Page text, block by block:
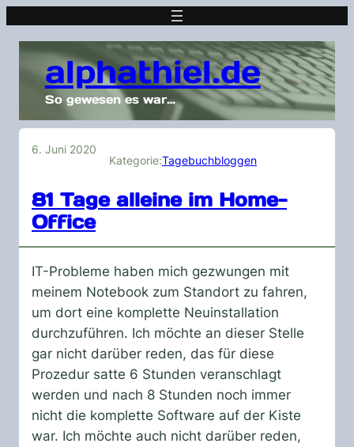
alphathiel.de
So gewesen es war…
6. Juni 2020
Kategorie:Tagebuchbloggen
81 Tage alleine im Home-
Office
IT-Probleme haben mich gezwungen mit
meinem Notebook zum Standort zu fahren,
um dort eine komplette Neuinstallation
durchzuführen. Ich möchte an dieser Stelle
gar nicht darüber reden, das für diese
Prozedur satte 6 Stunden veranschlagt
werden und nach 8 Stunden noch immer
nicht die komplette Software auf der Kiste
war. Ich möchte auch nicht darüber reden,